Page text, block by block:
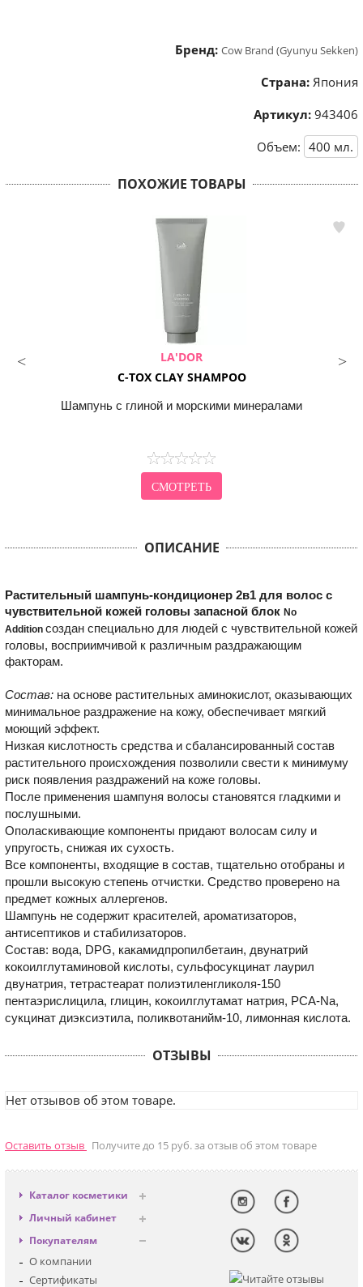
Бренд: Cow Brand (Gyunyu Sekken)
Страна: Япония
Артикул: 943406
Объем: 400 мл.
ПОХОЖИЕ ТОВАРЫ
LA'DOR
C-TOX CLAY SHAMPOO
Шампунь с глиной и морскими минералами
СМОТРЕТЬ
ОПИСАНИЕ
Растительный шампунь-кондиционер 2в1 для волос с
чувствительной кожей головы запасной блок No
Addition создан специально для людей с чувствительной кожей
головы, восприимчивой к различным раздражающим
факторам.
Состав: на основе растительных аминокислот, оказывающих
минимальное раздражение на кожу, обеспечивает мягкий
моющий эффект.
Низкая кислотность средства и сбалансированный состав
растительного происхождения позволили свести к минимуму
риск появления раздражений на коже головы.
После применения шампуня волосы становятся гладкими и
послушными.
Ополаскивающие компоненты придают волосам силу и
упругость, снижая их сухость.
Все компоненты, входящие в состав, тщательно отобраны и
прошли высокую степень отчистки. Средство проверено на
предмет кожных аллергенов.
Шампунь не содержит красителей, ароматизаторов,
антисептиков и стабилизаторов.
Состав: вода, DPG, какамидпропилбетаин, двунатрий
кокоилглутаминовой кислоты, сульфосукцинат лаурил
двунатрия, тетрастеарат полиэтиленгликоля-150
пентаэрислицила, глицин, кокоилглутамат натрия, РСА-Na,
сукцинат диэксиэтила, поликвотанийм-10, лимонная кислота.
ОТЗЫВЫ
Нет отзывов об этом товаре.
Оставить отзыв Получите до 15 руб. за отзыв об этом товаре
Каталог косметики
Антивозрастная
Декоративная
Личный кабинет
Вход
Регистрация
Покупателям
О компании
Сертификаты